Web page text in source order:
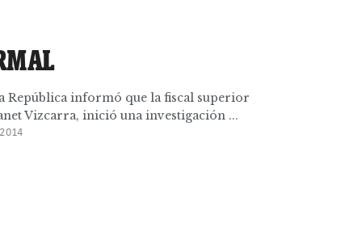
República informó que la fiscal superior
Vizcarra, inició una investigación ...